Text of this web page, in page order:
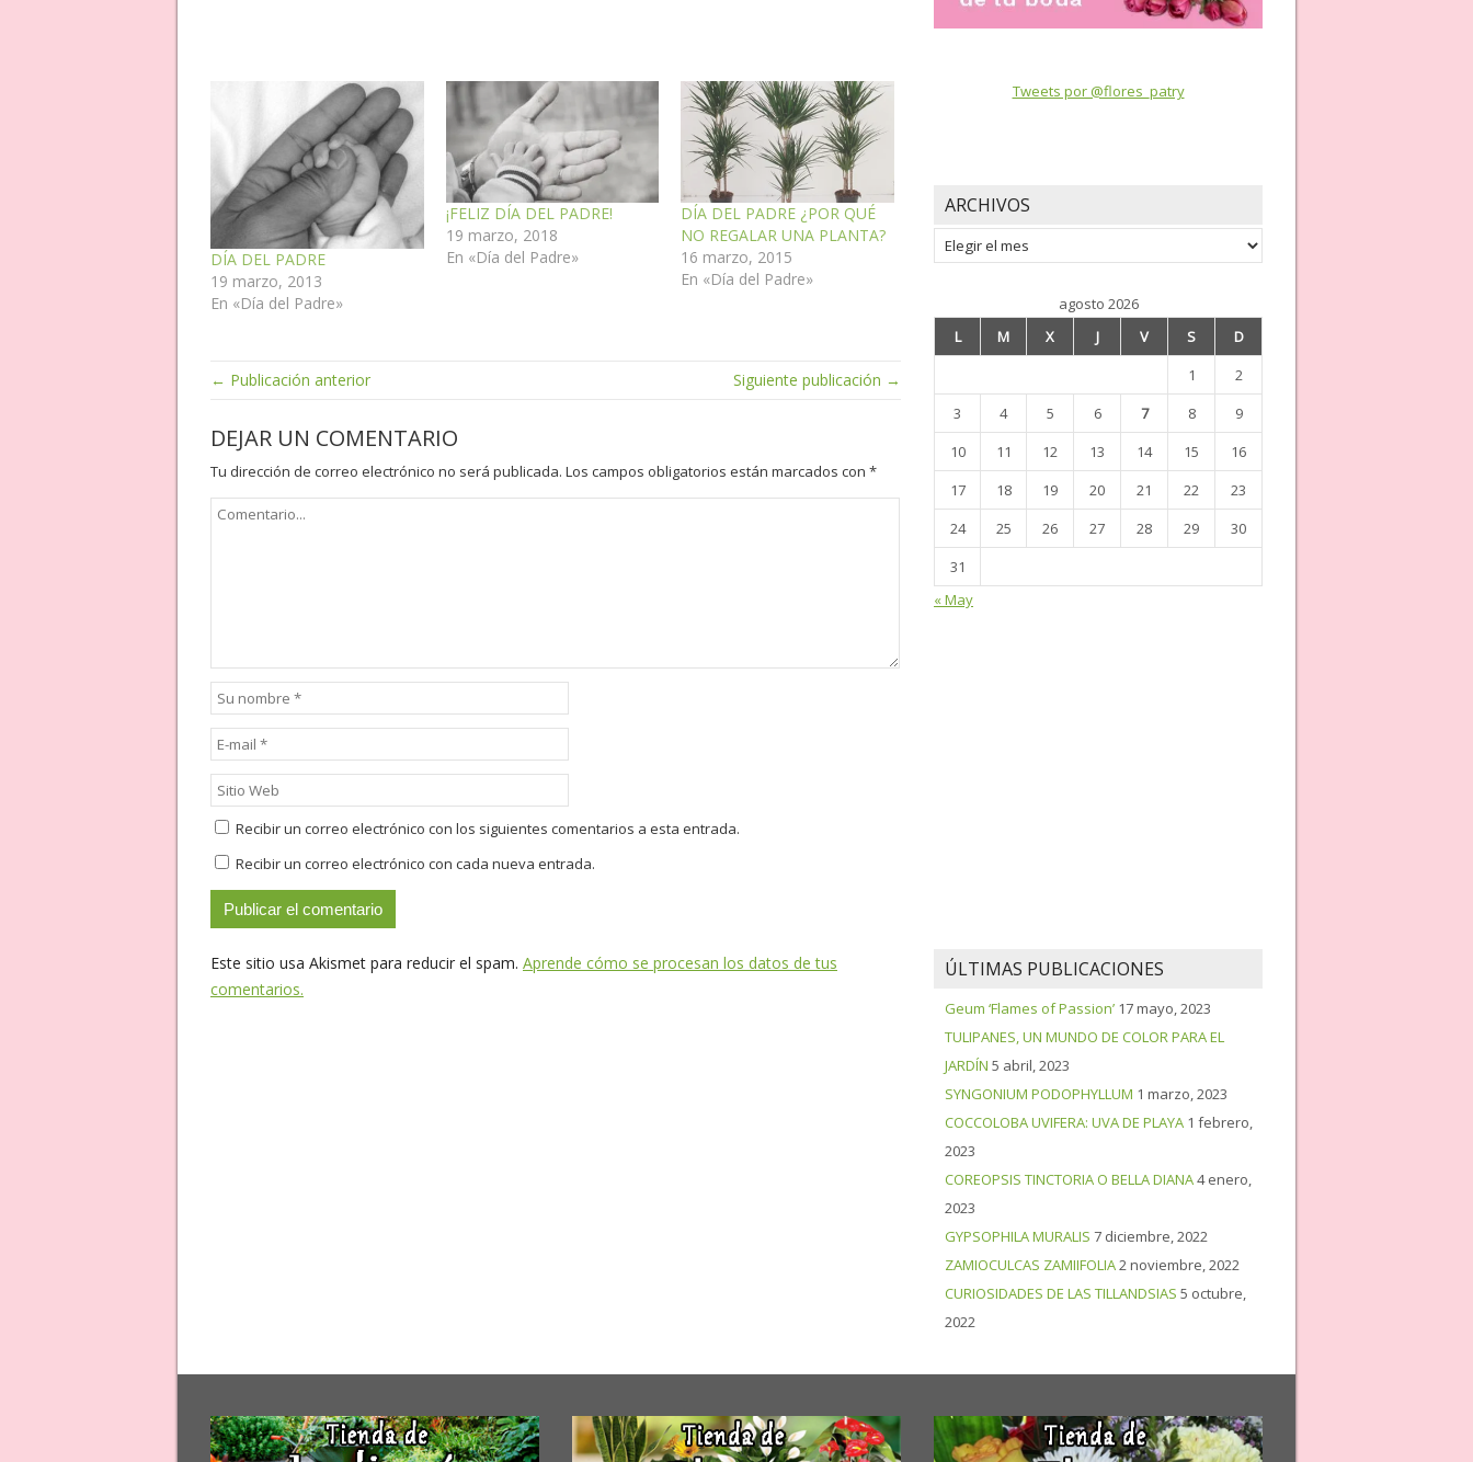
DÍA DEL PADRE
19 marzo, 2013
En «Día del Padre»
¡FELIZ DÍA DEL PADRE!
19 marzo, 2018
En «Día del Padre»
DÍA DEL PADRE ¿POR QUÉ
NO REGALAR UNA PLANTA?
16 marzo, 2015
En «Día del Padre»
← Publicación anterior Siguiente publicación →
DEJAR UN COMENTARIO
Tu dirección de correo electrónico no será publicada. Los campos obligatorios están marcados con *
Recibir un correo electrónico con los siguientes comentarios a esta entrada.
Recibir un correo electrónico con cada nueva entrada.
Este sitio usa Akismet para reducir el spam. Aprende cómo se procesan los datos de tus
comentarios.
Tweets por @flores_patry
ARCHIVOS
Archivos
agosto 2026
L
M X J V S
D
1
2
3
4 5 6 7 8
9
10
11 12 13 14 15
16
17
18 19 20 21 22
23
24
25 26 27 28 29
30
31
« May
ÚLTIMAS PUBLICACIONES
Geum ‘Flames of Passion’ 17 mayo, 2023
TULIPANES, UN MUNDO DE COLOR PARA EL
JARDÍN 5 abril, 2023
SYNGONIUM PODOPHYLLUM 1 marzo, 2023
COCCOLOBA UVIFERA: UVA DE PLAYA 1 febrero,
2023
COREOPSIS TINCTORIA O BELLA DIANA4 enero,
2023
GYPSOPHILA MURALIS 7 diciembre, 2022
ZAMIOCULCAS ZAMIIFOLIA2 noviembre, 2022
CURIOSIDADES DE LAS TILLANDSIAS 5 octubre,
2022